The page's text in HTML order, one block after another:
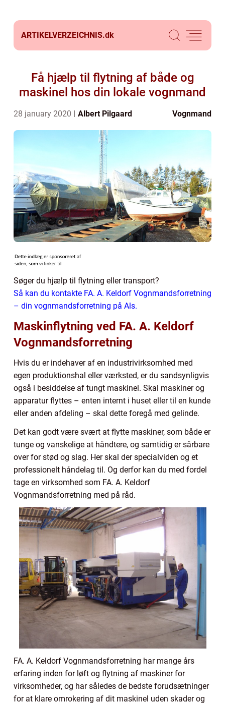
ARTIKELVERZEICHNIS.dk
Få hjælp til flytning af både og
maskinel hos din lokale vognmand
28 january 2020 Albert Pilgaard Vognmand
Søger du hjælp til flytning eller transport?
Så kan du kontakte FA. A. Keldorf Vognmandsforretning
– din vognmandsforretning på Als.
Maskinflytning ved FA. A. Keldorf
Vognmandsforretning
Hvis du er indehaver af en industrivirksomhed med
egen produktionshal eller værksted, er du sandsynligvis
også i besiddelse af tungt maskinel. Skal maskiner og
apparatur flyttes – enten internt i huset eller til en kunde
eller anden afdeling – skal dette foregå med gelinde.
Det kan godt være svært at flytte maskiner, som både er
tunge og vanskelige at håndtere, og samtidig er sårbare
over for stød og slag. Her skal der specialviden og et
professionelt håndelag til. Og derfor kan du med fordel
tage en virksomhed som FA. A. Keldorf
Vognmandsforretning med på råd.
FA. A. Keldorf Vognmandsforretning har mange års
erfaring inden for løft og flytning af maskiner for
virksomheder, og har således de bedste forudsætninger
for at klare omrokering af dit maskinel uden skader og